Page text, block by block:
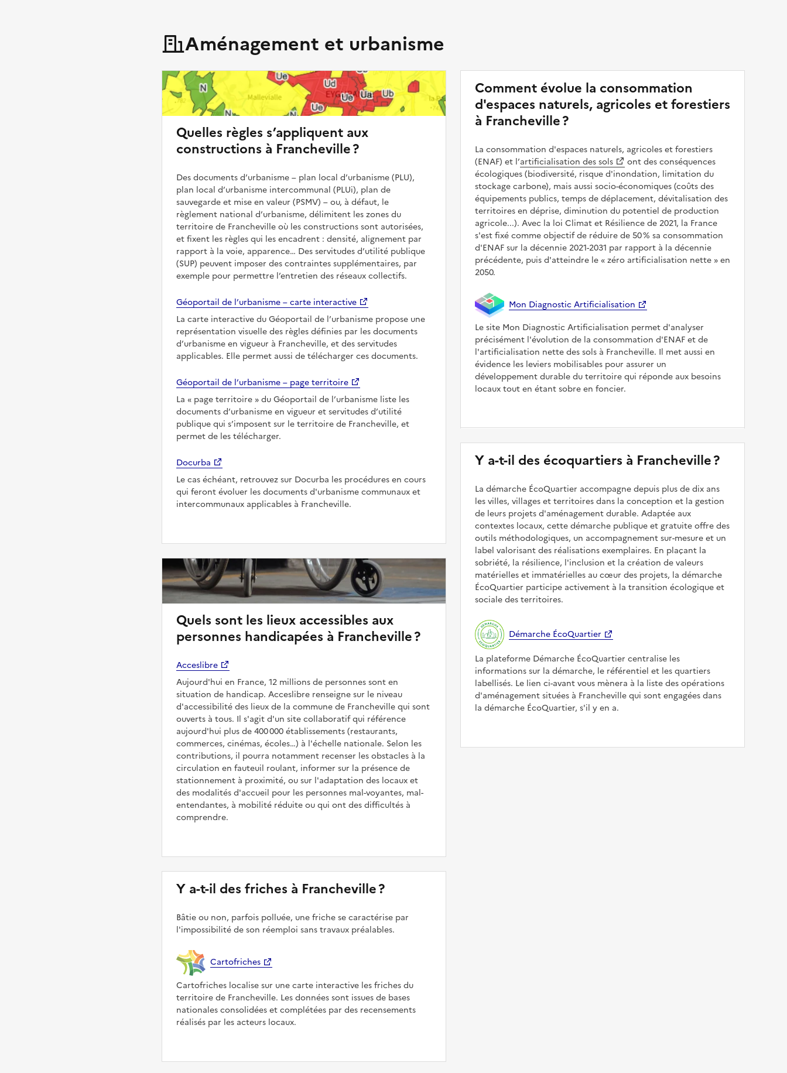
Aménagement et urbanisme
Quelles règles s’appliquent aux
constructions à Francheville ?
Des documents d’urbanisme – plan local d’urbanisme (PLU),
plan local d’urbanisme intercommunal (PLUi), plan de
sauvegarde et mise en valeur (PSMV) – ou, à défaut, le
règlement national d’urbanisme, délimitent les zones du
territoire de Francheville où les constructions sont autorisées,
et fixent les règles qui les encadrent : densité, alignement par
rapport à la voie, apparence… Des servitudes d’utilité publique
(SUP) peuvent imposer des contraintes supplémentaires, par
exemple pour permettre l’entretien des réseaux collectifs.
Géoportail de l’urbanisme – carte interactive
La carte interactive du Géoportail de l’urbanisme propose une
représentation visuelle des règles définies par les documents
d’urbanisme en vigueur à Francheville, et des servitudes
applicables. Elle permet aussi de télécharger ces documents.
Géoportail de l’urbanisme – page territoire
La
page territoire
du Géoportail de l’urbanisme liste les
documents d’urbanisme en vigueur et servitudes d’utilité
publique qui s’imposent sur le territoire de Francheville, et
permet de les télécharger.
Docurba
Le cas échéant, retrouvez sur Docurba les procédures en cours
qui feront évoluer les documents d'urbanisme communaux et
intercommunaux applicables à Francheville.
Quels sont les lieux accessibles aux
personnes handicapées à Francheville ?
Acceslibre
Aujourd'hui en France, 12 millions de personnes sont en
situation de handicap. Acceslibre renseigne sur le niveau
d'accessibilité des lieux de la commune de Francheville qui sont
ouverts à tous. Il s'agit d'un site collaboratif qui référence
aujourd'hui plus de 400 000 établissements (restaurants,
commerces, cinémas, écoles…) à l'échelle nationale. Selon les
contributions, il pourra notamment recenser les obstacles à la
circulation en fauteuil roulant, informer sur la présence de
stationnement à proximité, ou sur l'adaptation des locaux et
des modalités d'accueil pour les personnes mal-voyantes, mal-
entendantes, à mobilité réduite ou qui ont des difficultés à
comprendre.
Y a-t-il des friches à Francheville ?
Bâtie ou non, parfois polluée, une friche se caractérise par
l'impossibilité de son réemploi sans travaux préalables.
Cartofriches
Cartofriches localise sur une carte interactive les friches du
territoire de Francheville. Les données sont issues de bases
nationales consolidées et complétées par des recensements
réalisés par les acteurs locaux.
Comment évolue la consommation
d'espaces naturels, agricoles et forestiers
à Francheville ?
La consommation d'espaces naturels, agricoles et forestiers
(ENAF) et l’artificialisation des sols
ont des conséquences
écologiques (biodiversité, risque d'inondation, limitation du
stockage carbone), mais aussi socio-économiques (coûts des
équipements publics, temps de déplacement, dévitalisation des
territoires en déprise, diminution du potentiel de production
agricole...). Avec la loi Climat et Résilience de 2021, la France
s'est fixé comme objectif de réduire de 50 % sa consommation
d'ENAF sur la décennie 2021-2031 par rapport à la décennie
précédente, puis d'atteindre le zéro artificialisation nette en
2050.
Mon Diagnostic Artificialisation
Le site Mon Diagnostic Artificialisation permet d'analyser
précisément l'évolution de la consommation d'ENAF et de
l'artificialisation nette des sols à Francheville. Il met aussi en
évidence les leviers mobilisables pour assurer un
développement durable du territoire qui réponde aux besoins
locaux tout en étant sobre en foncier.
Y a-t-il des écoquartiers à Francheville ?
La démarche ÉcoQuartier accompagne depuis plus de dix ans
les villes, villages et territoires dans la conception et la gestion
de leurs projets d'aménagement durable. Adaptée aux
contextes locaux, cette démarche publique et gratuite offre des
outils méthodologiques, un accompagnement sur-mesure et un
label valorisant des réalisations exemplaires. En plaçant la
sobriété, la résilience, l'inclusion et la création de valeurs
matérielles et immatérielles au cœur des projets, la démarche
ÉcoQuartier participe activement à la transition écologique et
sociale des territoires.
Démarche ÉcoQuartier
La plateforme Démarche ÉcoQuartier centralise les
informations sur la démarche, le référentiel et les quartiers
labellisés. Le lien ci-avant vous mènera à la liste des opérations
d'aménagement situées à Francheville qui sont engagées dans
la démarche ÉcoQuartier, s'il y en a.